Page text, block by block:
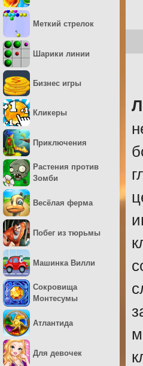
Меткий стрелок
Шарики линии
Бизнес игры
Кликеры
Приключения
Растения против
Зомби
Весёлая ферма
Побег из тюрьмы
Машинка Вилли
Сокровища
Монтесумы
Атлантида
Для девочек